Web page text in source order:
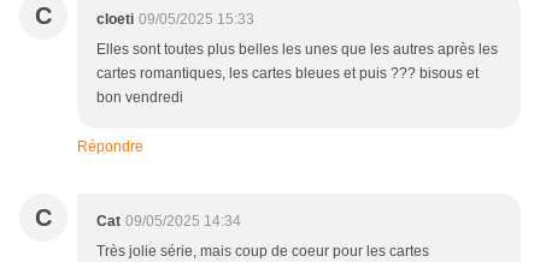
C cloeti 09/05/2025 15:33
Elles sont toutes plus belles les unes que les autres après les
cartes romantiques, les cartes bleues et puis ??? bisous et
bon vendredi
Répondre
C Cat 09/05/2025 14:34
Très jolie série, mais coup de coeur pour les cartes